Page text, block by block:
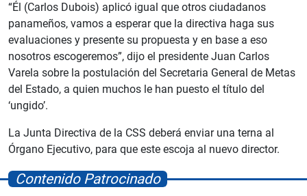
“Él (Carlos Dubois) aplicó igual que otros ciudadanos
panameños, vamos a esperar que la directiva haga sus
evaluaciones y presente su propuesta y en base a eso
nosotros escogeremos”, dijo el presidente Juan Carlos
Varela sobre la postulación del Secretaria General de Metas
del Estado, a quien muchos le han puesto el título del
‘ungido’.
La Junta Directiva de la CSS deberá enviar una terna al
Órgano Ejecutivo, para que este escoja al nuevo director.
Contenido Patrocinado